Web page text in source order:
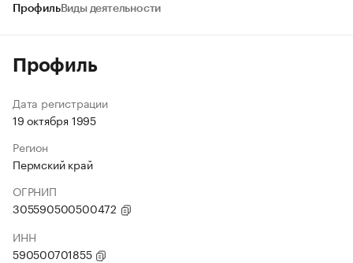
ПрофильВиды деятельности
Профиль
Дата регистрации
19 октября 1995
Регион
Пермский край
ОГРНИП
305590500500472
ИНН
590500701855